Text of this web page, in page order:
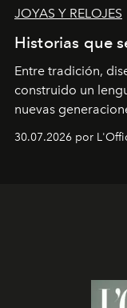
JOYAS Y RELOJES
Historias que
Entre tradición,
construido un
nuevas
Dubray, la
Latinoamérica,
30.07.2026 por